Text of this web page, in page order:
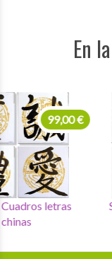
En
Set de 4 Cuadros